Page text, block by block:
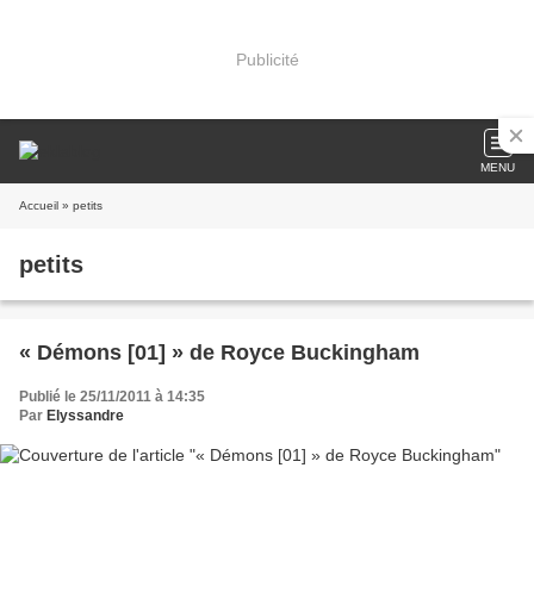
Publicité
MENU
Accueil » petits
petits
« Démons [01] » de Royce Buckingham
Publié le 25/11/2011 à 14:35
Par Elyssandre